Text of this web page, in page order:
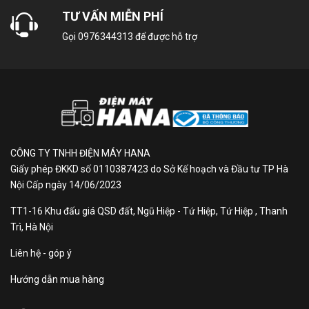
mẻ, tận hưởng cảm giác thư thái ngay khi khởi động.
Cơ chế thổi gió
thấy thư giãn dễ chịu thông qua cơ chế thổi giótuỳ
chỉnh điều khiển lên xuống trái phải tự động.
Công nghệ tiết kiệm điện
- Công nghệ Inverter cho thiết bị hoạt động êm ái, giữ
nhiệt độ làm lạnh ổn định, còn chế độ ECO tích hợp
A.I tự động đánh giá nhiệt độ tinh chỉnh mức nhiệt
kiệm được đến 20% điện năng cho gia đình.
- Máy lạnh Inverter sử dụng gas
TƯ VẤN MIỄN PHÍ
Gọi 0976344313 để được hỗ trợ
CÔNG TY TNHH ĐIỆN MÁY HANA
Giấy phép ĐKKD số 0110387423 do Sở Kế hoạch và Đầu tư TP Hà
Nội Cấp ngày 14/06/2023
TT1-16 Khu đấu giá QSD đất, Ngũ Hiệp - Tứ Hiệp, Tứ Hiệp , Thanh
Trì, Hà Nội
Liên hệ - góp ý
Hướng dẫn mua hàng